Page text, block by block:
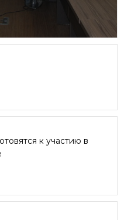
к участию в